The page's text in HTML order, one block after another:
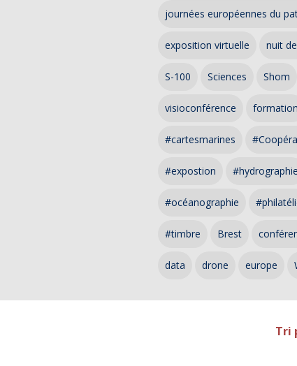
journées européennes du
exposition virtuelle nuit
S-100 Sciences Shom
visioconférence formation
#cartesmarines
#expostion #hydrographie
#océanographie
#timbre Brest
data drone europe
Tri